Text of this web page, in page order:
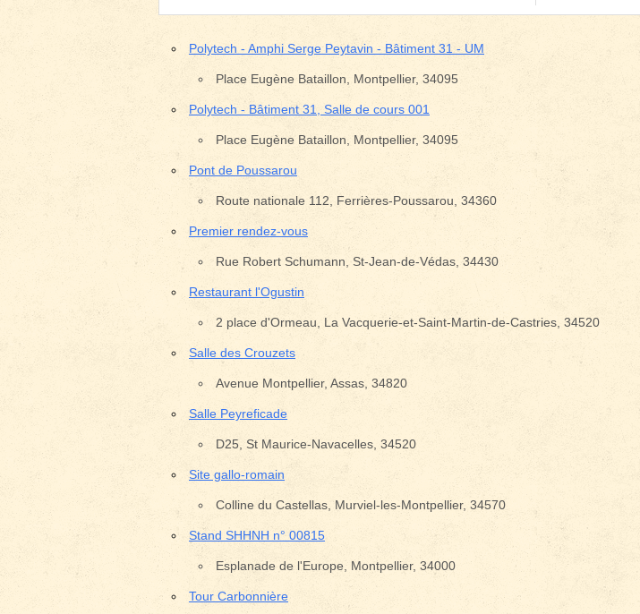
Pays
Emplacement avec des évènements ?
Polytech - Amphi Serge Peytavin - Bâtiment 31 - UM
Place Eugène Bataillon, Montpellier, 34095
Polytech - Bâtiment 31, Salle de cours 001
Place Eugène Bataillon, Montpellier, 34095
Pont de Poussarou
Route nationale 112, Ferrières-Poussarou, 34360
Premier rendez-vous
Rue Robert Schumann, St-Jean-de-Védas, 34430
Restaurant l'Ogustin
2 place d'Ormeau, La Vacquerie-et-Saint-Martin-de-Castries, 34520
Salle des Crouzets
Avenue Montpellier, Assas, 34820
Salle Peyreficade
D25, St Maurice-Navacelles, 34520
Site gallo-romain
Colline du Castellas, Murviel-les-Montpellier, 34570
Stand SHHNH n° 00815
Esplanade de l'Europe, Montpellier, 34000
Tour Carbonnière